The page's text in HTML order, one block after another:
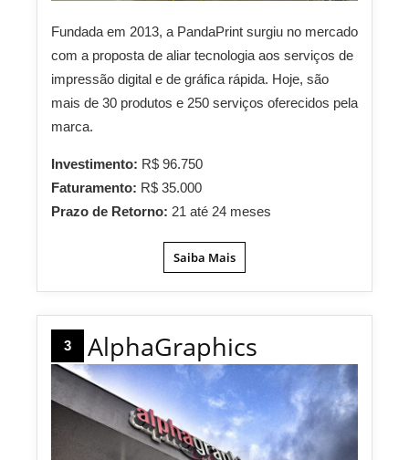
Fundada em 2013, a PandaPrint surgiu no mercado
com a proposta de aliar tecnologia aos serviços de
impressão digital e de gráfica rápida. Hoje, são
mais de 30 produtos e 250 serviços oferecidos pela
marca.
Investimento: R$ 96.750
Faturamento: R$ 35.000
Prazo de Retorno: 21 até 24 meses
Saiba Mais
3 AlphaGraphics